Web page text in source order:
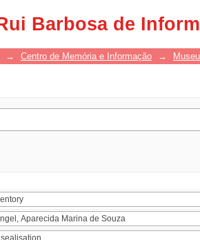
Barbosa de
→ Centro de Memória e Informação →